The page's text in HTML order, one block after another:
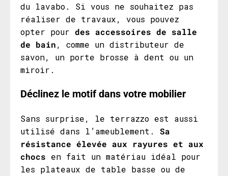
du lavabo. Si vous ne souhaitez pas
réaliser de travaux, vous pouvez
opter pour des accessoires de salle
de bain, comme un distributeur de
savon, un porte brosse à dent ou un
miroir.
Déclinez le motif dans votre mobilier
Sans surprise, le terrazzo est aussi
utilisé dans l’ameublement. Sa
résistance élevée aux rayures et aux
chocs en fait un matériau idéal pour
les plateaux de table basse ou de